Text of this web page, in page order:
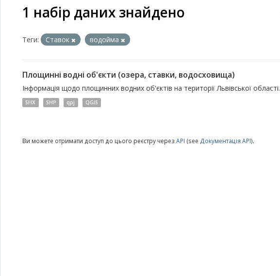
1 набір даних знайдено
Теги: Ставок водойма
Площинні водні об'єкти (озера, ставки, водосховища)
Інформація щодо площинних водних об'єктів на території Львівської області.
SHX SHP qpj QGIS
Ви можете отримати доступ до цього реєстру через API (see Документація API).